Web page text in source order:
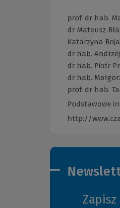
prof. dr hab.
dr Mateusz
Katarzyna
dr hab.
dr hab. Piotr
dr hab.
prof. dr hab.
Podstawowe
http://